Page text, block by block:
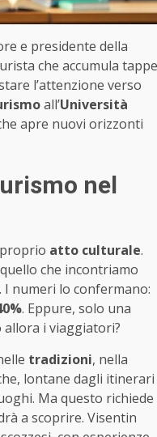
e presidente della
che accumula tappe
l’attenzione verso
all’Università
apre nuovi orizzonti
nel
atto culturale.
che incontriamo
. I numeri lo confermano:
. Eppure, solo una
allora i viaggiatori?
tradizioni, nella
lontane dagli itinerari
Ma questo richiede
a scoprire. Visentin